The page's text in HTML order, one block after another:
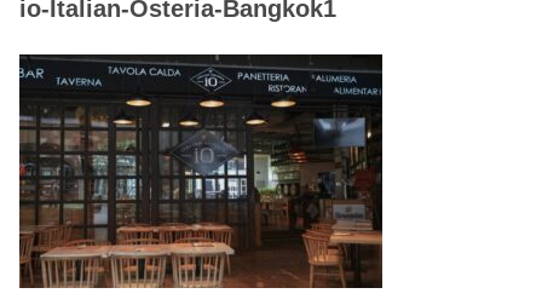
io-Italian-Osteria-Bangkok1